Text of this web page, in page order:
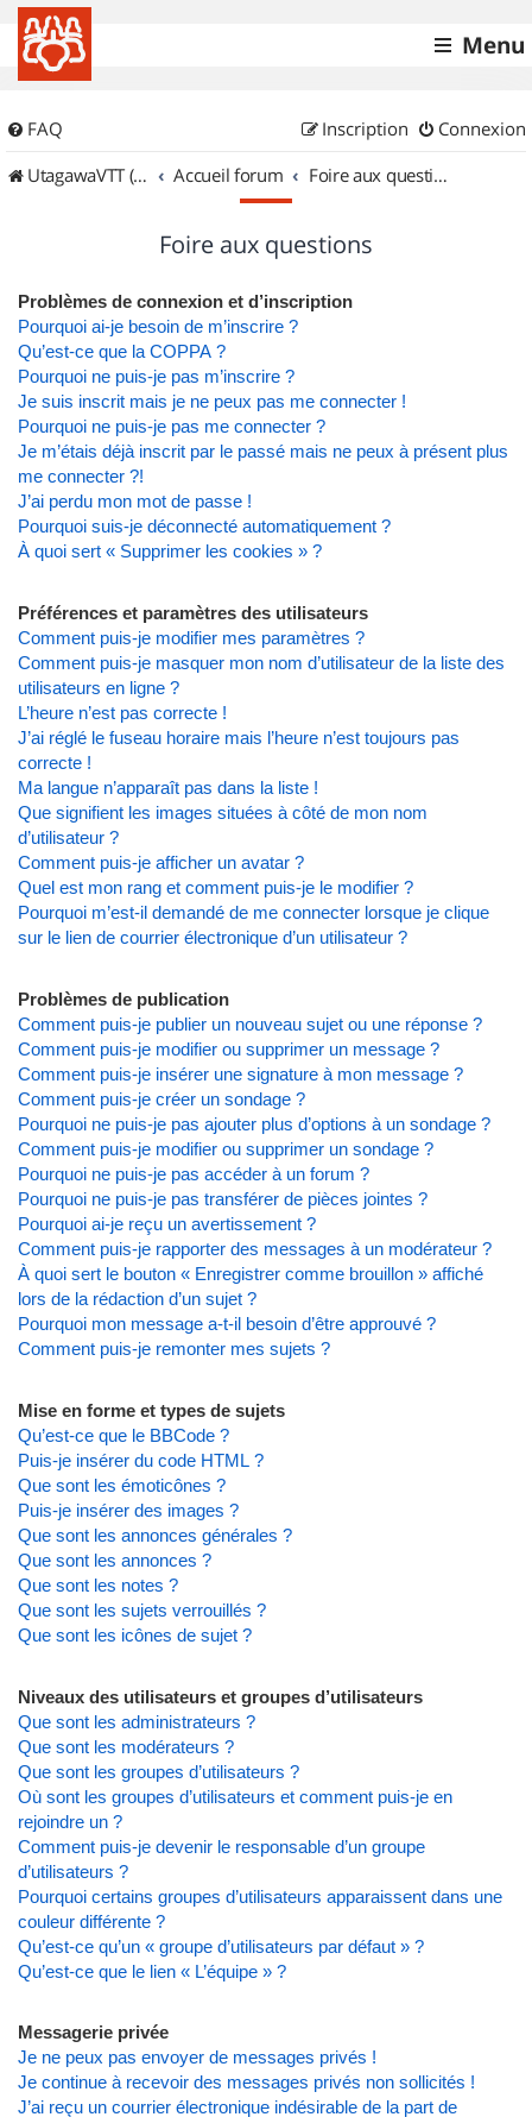
Menu
FAQ Connexion
Inscription
UtagawaVTT (Randos VTT et VTTAE avec traces GPS)
Accueil forum Foire aux questions
Foire aux questions
Problèmes de connexion et d’inscription
Pourquoi ai-je besoin de m’inscrire ?
Qu’est-ce que la COPPA ?
Pourquoi ne puis-je pas m’inscrire ?
Je suis inscrit mais je ne peux pas me connecter !
Pourquoi ne puis-je pas me connecter ?
Je m’étais déjà inscrit par le passé mais ne peux à présent plus
me connecter ?!
J’ai perdu mon mot de passe !
Pourquoi suis-je déconnecté automatiquement ?
À quoi sert « Supprimer les cookies » ?
Préférences et paramètres des utilisateurs
Comment puis-je modifier mes paramètres ?
Comment puis-je masquer mon nom d’utilisateur de la liste des
utilisateurs en ligne ?
L’heure n’est pas correcte !
J’ai réglé le fuseau horaire mais l’heure n’est toujours pas
correcte !
Ma langue n’apparaît pas dans la liste !
Que signifient les images situées à côté de mon nom
d’utilisateur ?
Comment puis-je afficher un avatar ?
Quel est mon rang et comment puis-je le modifier ?
Pourquoi m’est-il demandé de me connecter lorsque je clique
sur le lien de courrier électronique d’un utilisateur ?
Problèmes de publication
Comment puis-je publier un nouveau sujet ou une réponse ?
Comment puis-je modifier ou supprimer un message ?
Comment puis-je insérer une signature à mon message ?
Comment puis-je créer un sondage ?
Pourquoi ne puis-je pas ajouter plus d’options à un sondage ?
Comment puis-je modifier ou supprimer un sondage ?
Pourquoi ne puis-je pas accéder à un forum ?
Pourquoi ne puis-je pas transférer de pièces jointes ?
Pourquoi ai-je reçu un avertissement ?
Comment puis-je rapporter des messages à un modérateur ?
À quoi sert le bouton « Enregistrer comme brouillon » affiché
lors de la rédaction d’un sujet ?
Pourquoi mon message a-t-il besoin d’être approuvé ?
Comment puis-je remonter mes sujets ?
Mise en forme et types de sujets
Qu’est-ce que le BBCode ?
Puis-je insérer du code HTML ?
Que sont les émoticônes ?
Puis-je insérer des images ?
Que sont les annonces générales ?
Que sont les annonces ?
Que sont les notes ?
Que sont les sujets verrouillés ?
Que sont les icônes de sujet ?
Niveaux des utilisateurs et groupes d’utilisateurs
Que sont les administrateurs ?
Que sont les modérateurs ?
Que sont les groupes d’utilisateurs ?
Où sont les groupes d’utilisateurs et comment puis-je en
rejoindre un ?
Comment puis-je devenir le responsable d’un groupe
d’utilisateurs ?
Pourquoi certains groupes d’utilisateurs apparaissent dans une
couleur différente ?
Qu’est-ce qu’un « groupe d’utilisateurs par défaut » ?
Qu’est-ce que le lien « L’équipe » ?
Messagerie privée
Je ne peux pas envoyer de messages privés !
Je continue à recevoir des messages privés non sollicités !
J’ai reçu un courrier électronique indésirable de la part de